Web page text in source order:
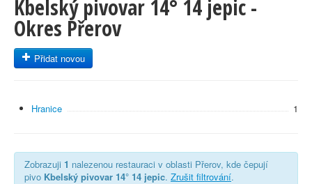
Kbelský pivovar 14° 14 jepic -
Okres Přerov
Přidat novou
Hranice 1
Zobrazuji 1 nalezenou restauraci v oblasti Přerov, kde čepují
pivo Kbelský pivovar 14° 14 jepic. Zrušit filtrování.